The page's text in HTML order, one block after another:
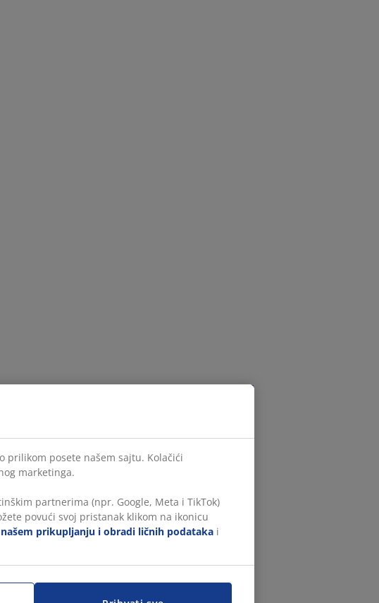
prilikom posete našem sajtu. Kolačići
marketinga.
partnerima (npr. Google, Meta i TikTok)
povući svoj pristanak klikom na ikonicu
našem prikupljanju i obradi ličnih podataka i